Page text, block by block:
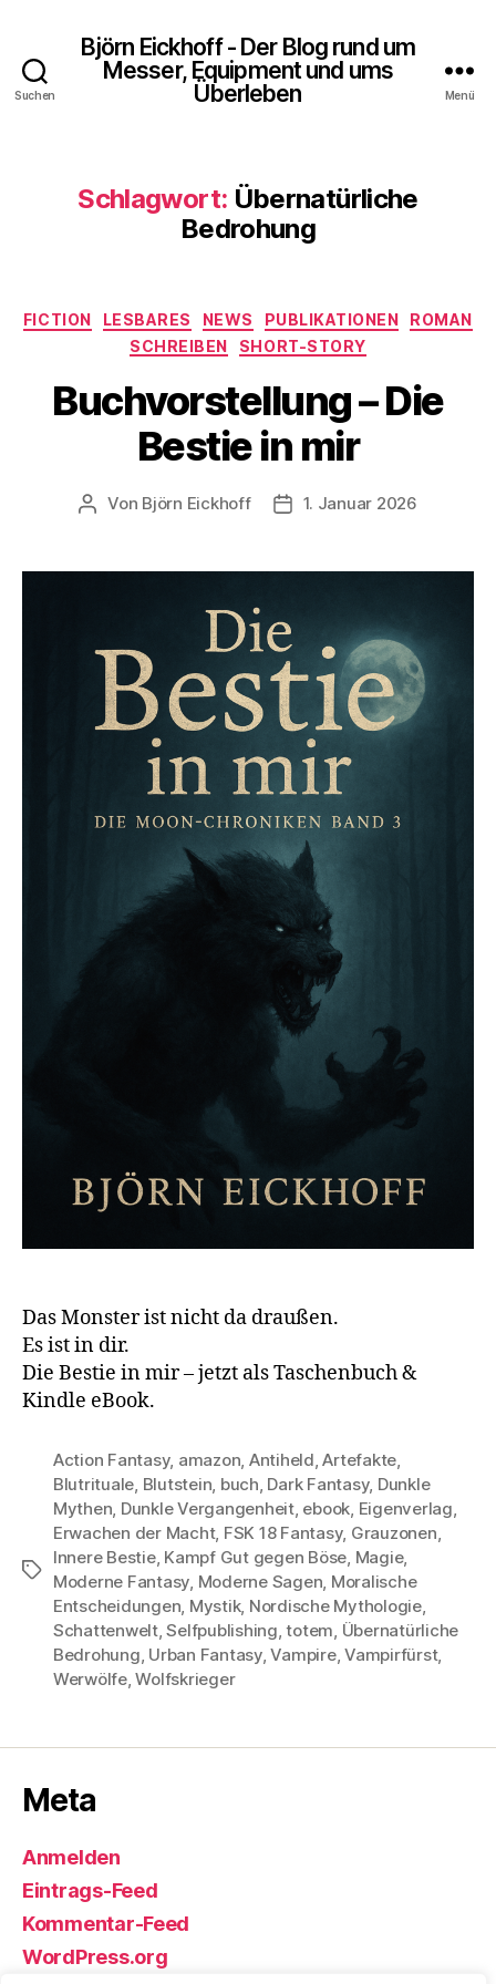
Suchen
Björn Eickhoff - Der Blog rund um
Messer, Equipment und ums
Überleben
Menü
Schlagwort: Übernatürliche
Bedrohung
Kategorien
FICTION LESBARES NEWS PUBLIKATIONEN
ROMAN
SCHREIBEN
SHORT-STORY
Buchvorstellung – Die
Bestie in mir
Beitragsautor
Von Björn Eickhoff Veröffentlichungsdatum
1. Januar 2026
Das Monster ist nicht da draußen.
Es ist in dir.
Die Bestie in mir – jetzt als Taschenbuch &
Kindle eBook.
Schlagwörter
Action Fantasy, amazon Antiheld ,Artefakte
Blutrituale Blutstein buch Dark Fantasy, Dunkle
Mythen Dunkle Vergangenheit, ebook Eigenverlag
Erwachen der Macht, FSK 18 Fantasy, Grauzonen
Innere Bestie, Kampf Gut gegen Böse Magie,
Moderne Fantasy Moderne Sagen Moralische
Entscheidungen Mystik, Nordische Mythologie,
Schattenwelt,Selfpublishing ,totem Übernatürliche
Bedrohung Urban Fantasy,Vampire,Vampirfürst,
Werwölfe,Wolfskrieger
Meta
Anmelden
Eintrags-Feed
Kommentar-Feed
WordPress.org